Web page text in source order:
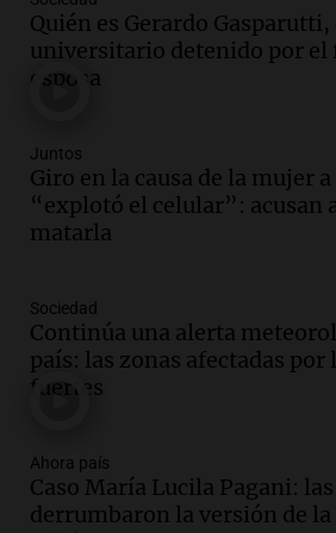
Audio.
en Rosario contra la ley
Privada.
Viva la Radio Rosario
Audio.
la ley de Propiedad
el Senado.
Viva la Radio Rosario
por la Ley de Tierras:
relato mentiroso"
Informados al regreso
Episodios
gran expo, con concurso
y actividades destacadas
Panorama Federal
Quién es Gerardo
universitario detenido por el
esposa
Juntos
Giro en la causa de la mujer
“explotó el celular”: acusan
matarla
Sociedad
Continúa una alerta
país: las zonas afectadas
fuertes
Ahora país
Caso María Lucila Pagani:
derrumbaron la versión de